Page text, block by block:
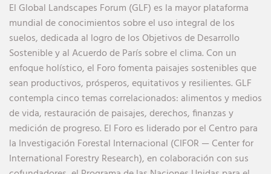
El Global Landscapes Forum (GLF) es la mayor plataforma
mundial de conocimientos sobre el uso integral de los
suelos, dedicada al logro de los Objetivos de Desarrollo
Sostenible y al Acuerdo de París sobre el clima. Con un
enfoque holístico, el Foro fomenta paisajes sostenibles que
sean productivos, prósperos, equitativos y resilientes. GLF
contempla cinco temas correlacionados: alimentos y medios
de vida, restauración de paisajes, derechos, finanzas y
medición de progreso. El Foro es liderado por el Centro para
la Investigación Forestal Internacional (CIFOR — Center for
International Forestry Research), en colaboración con sus